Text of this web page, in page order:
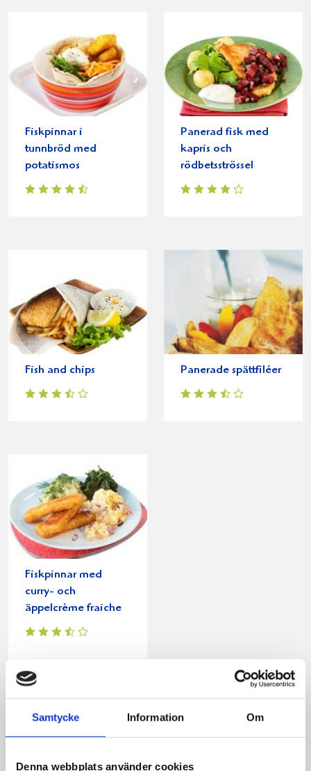
Samtycke Information Om
Denna webbplats använder cookies
Fiskpinnar i
tunnbröd med
potatismos
Panerad fisk med
kapris och
rödbetsströssel
Fish and chips Panerade spättfiléer
Fiskpinnar med
curry- och
äppelcrème fraiche
Produkter i receptet: